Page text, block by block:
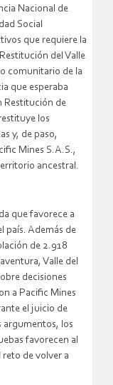
Nacional de
Social
que requiere la
del Valle
comunitario de la
que esperaba
Restitución de
los
y, de paso,
Mines S.A.S.,
ancestral.
que favorece a
país. Además de
de 2.918
Valle del
decisiones
a Pacific Mines
el juicio de
argumentos, los
favorecen al
de volver a